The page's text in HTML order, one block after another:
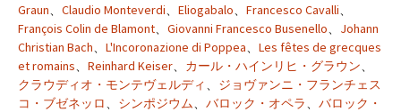
Graun、 Claudio Monteverdi、 Eliogabalo、 Francesco Cavalli、
François Colin de Blamont、 Giovanni Francesco Busenello、 Johann
Christian Bach、 L'Incoronazione di Poppea、 Les fêtes de grecques
et romains、 Reinhard Keiser、 カール・ハインリヒ・グラウン、
クラウディオ・モンテヴェルディ 、 ジョヴァンニ・フランチェス
コ・ブゼネッロ、 シンポジウム、 バロック・オペラ、 バロック・